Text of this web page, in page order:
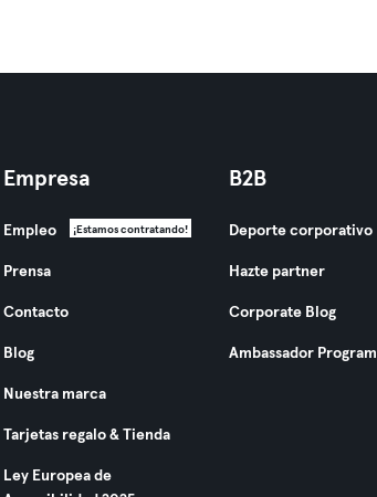
Empresa
Empleo ¡Estamos contratando!
Prensa
Contacto
Blog
Nuestra marca
Tarjetas regalo & Tienda
Ley Europea de
B2B
Deporte corporativo
Hazte partner
Corporate Blog
Ambassador Program